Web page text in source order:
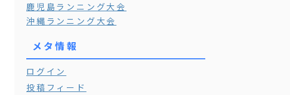
鹿児島ランニング大会
沖縄ランニング大会
メタ情報
ログイン
投稿フィード